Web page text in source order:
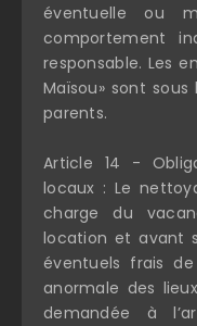
éventuelle ou
comportement
responsable. Les
Maïsou» sont
parents.
Article 14 -
locaux : Le
charge du
location et avant
éventuels frais
anormale des
demandée à